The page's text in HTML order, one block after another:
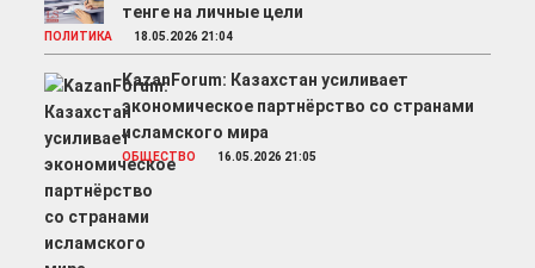
тенге на личные цели
ПОЛИТИКА 18.05.2026 21:04
KazanForum: Казахстан усиливает
экономическое партнёрство со странами
исламского мира
ОБЩЕСТВО 16.05.2026 21:05